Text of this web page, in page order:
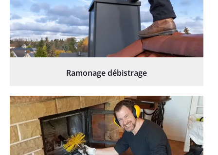
Ramonage débistrage